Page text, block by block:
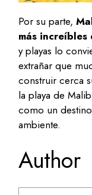
Por su parte,
más increíbles
y playas lo
extrañar que
construir cerca
la playa de
como un
ambiente.
Author